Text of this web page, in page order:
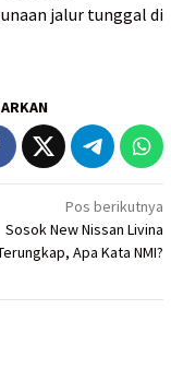
jalur tunggal di
Pos berikutnya
Sosok New Nissan Livina
Apa Kata NMI?